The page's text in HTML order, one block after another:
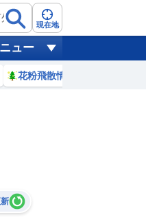
現在地
ュー
花粉飛散情報